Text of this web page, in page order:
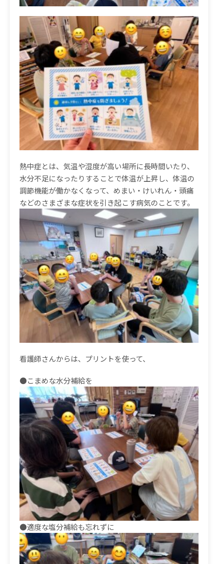
熱中症とは、気温や湿度が高い場所に長時間いたり、
水分不足になったりすることで体温が上昇し、体温の
調節機能が働かなくなって、めまい・けいれん・頭痛
などのさまざまな症状を引き起こす病気のことです。
看護師さんからは、プリントを使って、
●こまめな水分補給を
●適度な塩分補給も忘れずに